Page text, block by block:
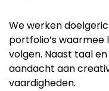
We werken
portfolio’s waarmee
volgen. Naast taal
aandacht aan
vaardigheden.